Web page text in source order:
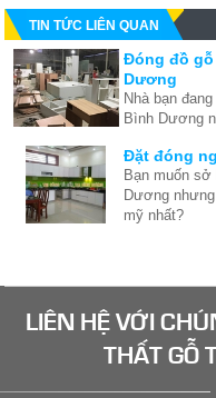
TIN TỨC LIÊN QUAN
Đóng đồ
Dương
Nhà bạn
Bình Dương
ngay để có
Đặt đóng
Bạn muốn
Dương
mỹ nhất?
bếp hoàn
tôi có thể
chúng tôi đã
người tiêu
lượng và
Tủ bếp
2018
Căn hộ
LIÊN HỆ VỚI
THẤT GỖ